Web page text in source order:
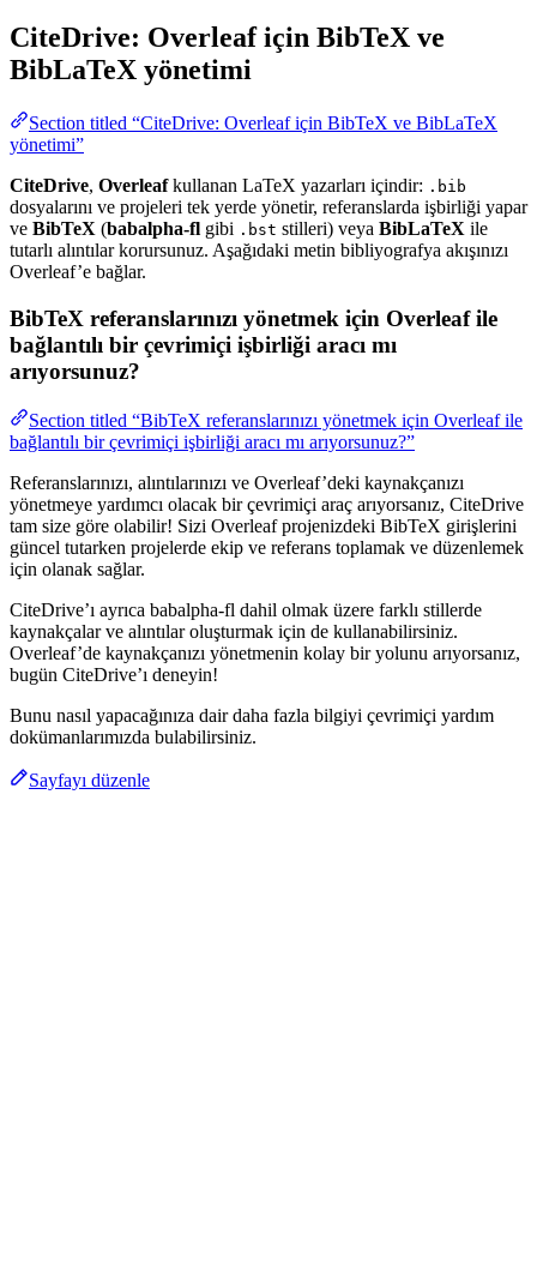
CiteDrive: Overleaf için BibTeX ve
BibLaTeX yönetimi
Section titled “CiteDrive: Overleaf için BibTeX ve BibLaTeX
yönetimi”
CiteDrive, Overleafkullanan LaTeX yazarları içindir: .bib
dosyalarını ve projeleri tek yerde yönetir, referanslarda işbirliği yapar
ve BibTeX (babalpha-fl gibi .bst stilleri) veya BibLaTeX ile
tutarlı alıntılar korursunuz. Aşağıdaki metin bibliyografya akışınızı
Overleaf’e bağlar.
BibTeX referanslarınızı yönetmek için Overleaf ile
bağlantılı bir çevrimiçi işbirliği aracı mı
arıyorsunuz?
Section titled “BibTeX referanslarınızı yönetmek için Overleaf ile
bağlantılı bir çevrimiçi işbirliği aracı mı arıyorsunuz?”
Referanslarınızı, alıntılarınızı ve Overleaf’deki kaynakçanızı
yönetmeye yardımcı olacak bir çevrimiçi araç arıyorsanız, CiteDrive
tam size göre olabilir! Sizi Overleaf projenizdeki BibTeX girişlerini
güncel tutarken projelerde ekip ve referans toplamak ve düzenlemek
için olanak sağlar.
CiteDrive’ı ayrıca babalpha-fl dahil olmak üzere farklı stillerde
kaynakçalar ve alıntılar oluşturmak için de kullanabilirsiniz.
Overleaf’de kaynakçanızı yönetmenin kolay bir yolunu arıyorsanız,
bugün CiteDrive’ı deneyin!
Bunu nasıl yapacağınıza dair daha fazla bilgiyi çevrimiçi yardım
dokümanlarımızda bulabilirsiniz.
Sayfayı düzenle